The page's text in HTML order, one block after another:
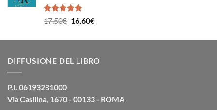
39,00€.
Valutato
5.00
17,50€ Il
originale
17,50€.
16,60€Il
attuale
16,60€.
DIFFUSIONE DEL LIBRO
P.I. 06193281000
Via Casilina, 1670 - 00133 - ROMA